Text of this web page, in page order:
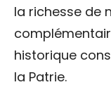
la richesse de
historique
la Patrie.